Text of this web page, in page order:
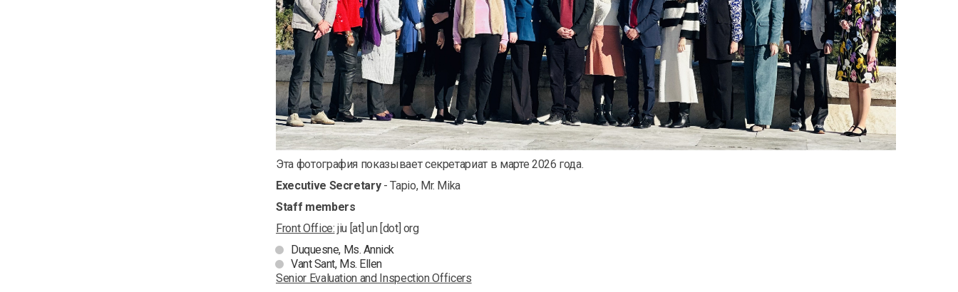
Эта фотография показывает секретариат в марте 2026 года.
Executive Secretary - Tapio, Mr. Mika
Staff members
Front Office: jiu [at] un [dot] org
Duquesne, Ms. Annick
Vant Sant, Ms. Ellen
Senior Evaluation and Inspection Officers